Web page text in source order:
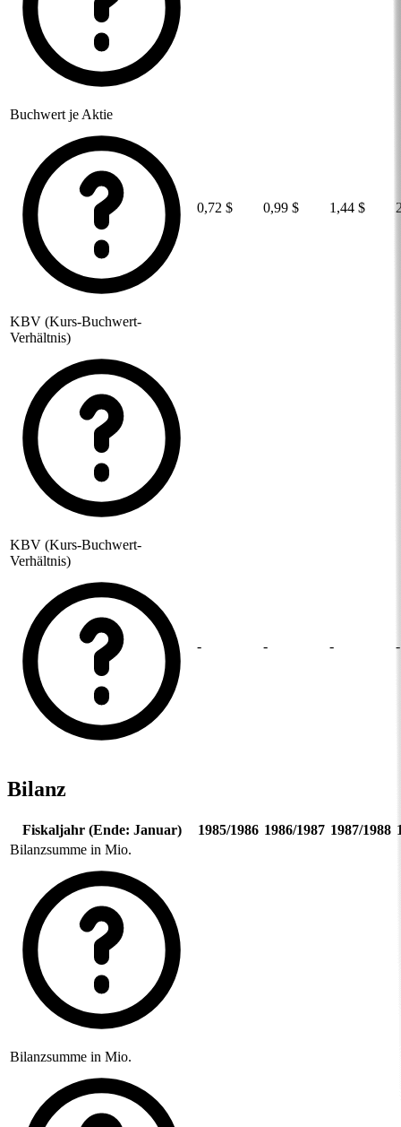
Buchwert je Aktie
0,72 $ 0,99 $ 1,44 $
KBV (Kurs-Buchwert-
Verhältnis)
KBV (Kurs-Buchwert-
Verhältnis)
- - - -
Bilanz
Fiskaljahr (Ende: Januar) 1985/1986 1986/1987 1987/1988
Bilanzsumme in Mio.
Bilanzsumme in Mio.